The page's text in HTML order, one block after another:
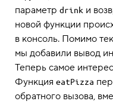
параметр drink и
новой функции
в консоль. Помимо
мы добавили вывод
Теперь самое
Функция eatPizza
обратного вызова,